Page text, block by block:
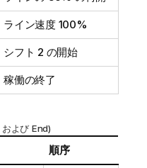
ライン速度 100%
シフト 2 の開始
稼働の終了
および End)
順序